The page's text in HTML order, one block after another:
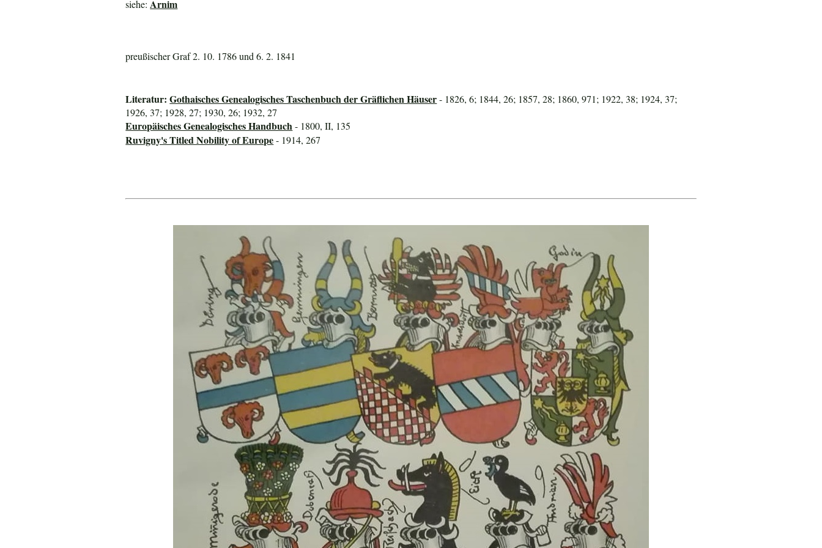
siehe: Arnim
preußischer Graf 2. 10. 1786 und 6. 2. 1841
Literatur:Gothaisches Genealogisches Taschenbuch der Gräflichen Häuser- 1826, 6; 1844, 26; 1857, 28; 1860, 971; 1922, 38; 1924, 37;
1926, 37; 1928, 27; 1930, 26; 1932, 27
Europäisches Genealogisches Handbuch- 1800, II, 135
Ruvigny's Titled Nobility of Europe- 1914, 267